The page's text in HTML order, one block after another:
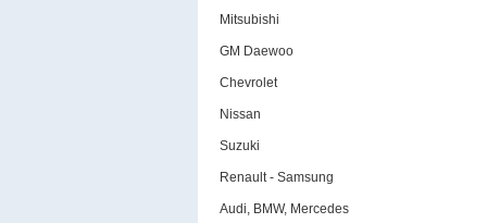
Mitsubishi
GM Daewoo
Chevrolet
Nissan
Suzuki
Renault - Samsung
Audi, BMW, Mercedes